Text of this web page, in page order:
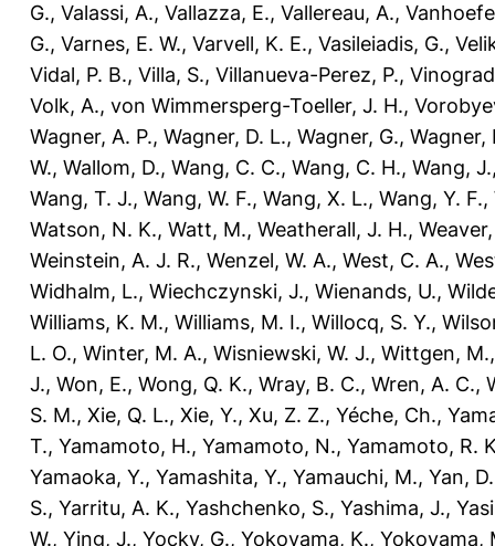
G., Valassi, A., Vallazza, E., Vallereau, A.,
G., Varnes, E. W., Varvell, K. E., Vasileiadis, G.,
Vidal, P. B., Villa, S., Villanueva-Perez, P.,
Volk, A., von Wimmersperg-Toeller, J. H.,
Wagner, A. P., Wagner, D. L., Wagner, G., Wagner,
W., Wallom, D., Wang, C. C., Wang, C. H., Wang, J.
Wang, T. J., Wang, W. F., Wang, X. L., Wang, Y. F.,
Watson, N. K., Watt, M., Weatherall, J. H.,
Weinstein, A. J. R., Wenzel, W. A., West, C. A.,
Widhalm, L., Wiechczynski, J., Wienands, U.,
Williams, K. M., Williams, M. I., Willocq, S. Y.,
L. O., Winter, M. A., Wisniewski, W. J., Wittgen, M.
J., Won, E., Wong, Q. K., Wray, B. C., Wren, A. C.,
S. M., Xie, Q. L., Xie, Y., Xu, Z. Z., Yéche, Ch.,
T., Yamamoto, H., Yamamoto, N., Yamamoto, R.
Yamaoka, Y., Yamashita, Y., Yamauchi, M., Yan,
S., Yarritu, A. K., Yashchenko, S., Yashima, J.,
W., Ying, J., Yocky, G., Yokoyama, K., Yokoyama,